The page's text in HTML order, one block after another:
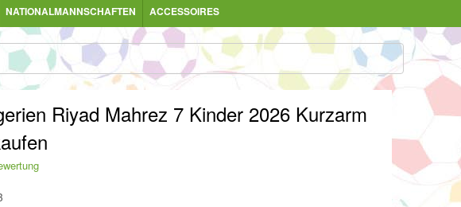
NATIONALMANNSCHAFTEN ACCESSOIRES
Riyad Mahrez 7 Kinder 2026 Kurzarm